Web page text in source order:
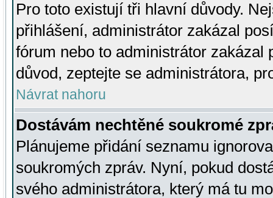
Pro toto existují tři hlavní důvody.
přihlášení, administrátor zakázal
fórum nebo to administrátor zakázal
důvod, zeptejte se administrátora,
Návrat nahoru
Dostávám nechtěné soukromé
Plánujeme přidání seznamu
soukromých zpráv. Nyní, pokud
svého administrátora, který má tu